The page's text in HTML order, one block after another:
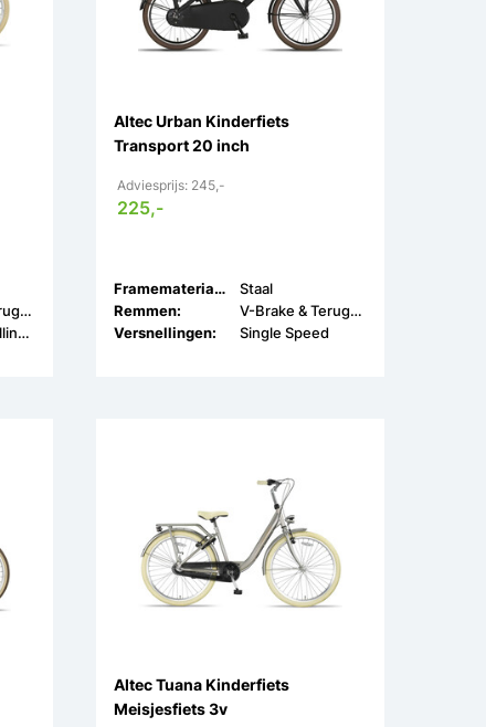
V-Brake & Terugtrap
Geen Versnellingen
Altec Urban Kinderfiets
Transport 20 inch
Adviesprijs: 245,-
225,-
Framemateriaal:
Staal
Remmen:
V-Brake & Terugtrap
Versnellingen:
Single Speed
Altec Tuana Kinderfiets
Meisjesfiets 3v